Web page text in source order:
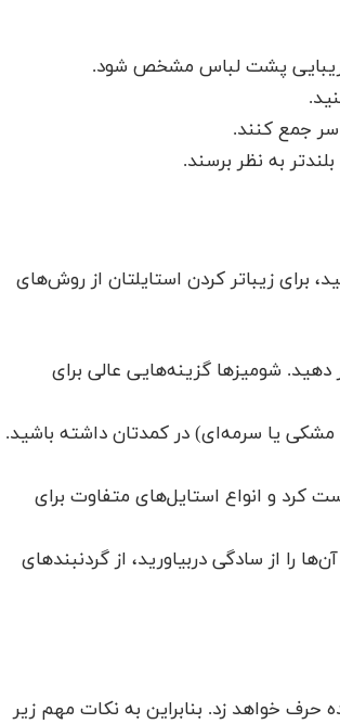
زیبایی پشت لباس مشخص شود.
جمع کنند.
به نظر برسند.
زیباتر کردن استایلتان از روش‌های
دهید. شومیزها گزینه‌هایی عالی برای
یا سرمه‌ای) در کمدتان داشته باشید.
کرد و انواع استایل‌های متفاوت برای
را از سادگی دربیاورید، از گردنبندهای
خواهد زد. بنابراین به نکات مهم زیر